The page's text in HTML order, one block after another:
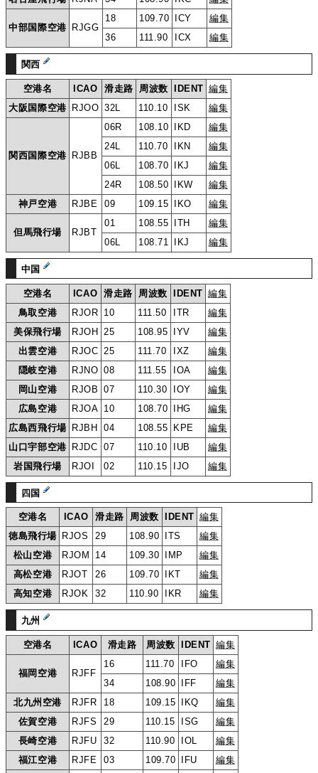
中部国際空港 RJGG
18 109.70 ICY
編集
36
111.90 ICX 編集
関西
空港名 ICAO 滑走路 周波数 IDENT 編集
大阪国際空港
RJOO 32L 110.10 ISK 編集
関西国際空港 RJBB
06R 108.10 IKD
編集
24L
110.70 IKN
編集
06L
108.70 IKJ
編集
24R
108.50 IKW
編集
神戸空港
RJBE 09 109.15 IKO 編集
但馬飛行場 RJBT
01 108.55 ITH
編集
06L
108.71 IKJ 編集
中国
空港名 ICAO 滑走路 周波数 IDENT 編集
鳥取空港
RJOR 10 111.50 ITR
編集
美保飛行場
RJOH 25 108.95 IYV
編集
出雲空港
RJOC 25 111.70 IXZ
編集
隠岐空港
RJNO 08 111.55 IOA
編集
岡山空港
RJOB 07 110.30 IOY
編集
広島空港
RJOA 10 108.70 IHG
編集
広島西飛行場 RJBH 04 108.55 KPE
編集
山口宇部空港 RJDC 07 110.10 IUB
編集
岩国飛行場
RJOI 02 110.15 IJO 編集
四国
空港名 ICAO 滑走路 周波数 IDENT 編集
徳島飛行場
RJOS 29 108.90 ITS
編集
松山空港
RJOM 14 109.30 IMP
編集
高松空港
RJOT 26 109.70 IKT
編集
高知空港
RJOK 32 110.90 IKR 編集
九州
空港名 ICAO 滑走路 周波数 IDENT 編集
福岡空港 RJFF
16 111.70 IFO
編集
34
108.90 IFF
編集
北九州空港
RJFR 18 109.15 IKQ
編集
佐賀空港
RJFS 29 110.15 ISG
編集
長崎空港
RJFU 32 110.90 IOL
編集
福江空港
RJFE 03 109.70 IFU
編集